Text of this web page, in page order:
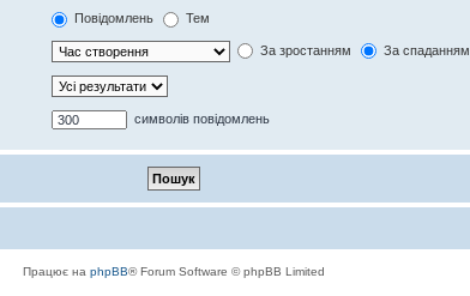
Повідомлень Тем
За зростанням За спаданням
символів повідомлень
Працює на phpBB® Forum Software © phpBB Limited